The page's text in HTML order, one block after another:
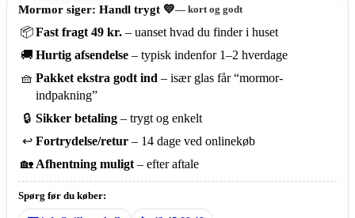
Mormor siger: Handl trygt 💛— kort og godt
📦Fast fragt 49 kr. – uanset hvad du finder i huset
🚚 Hurtig afsendelse – typisk indenfor 1–2 hverdage
🧺 Pakket ekstra godt ind – især glas får “mormor-
indpakning”
🔒 Sikker betaling – trygt og enkelt
↩️ Fortrydelse/retur – 14 dage ved onlinekøb
🏡Afhentning muligt– efter aftale
Spørg før du køber: